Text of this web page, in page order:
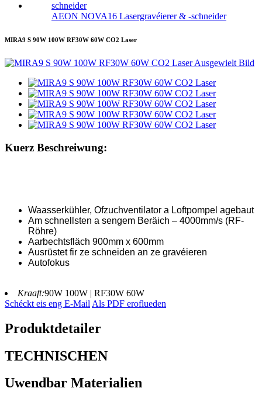
AEON NOVA16 Lasergravéierer & -schneider
MIRA9 S 90W 100W RF30W 60W CO2 Laser
Kuerz Beschreiwung:
Waasserkühler, Ofzuchventilator a Loftpompel agebaut
Am schnellsten a sengem Beräich – 4000mm/s (RF-
Röhre)
Aarbechtsfläch 900mm x 600mm
Ausrüstet fir ze schneiden an ze gravéieren
Autofokus
Kraaft:90W 100W | RF30W 60W
Schéckt eis eng E-Mail Als PDF eroflueden
Produktdetailer
TECHNISCHEN
Uwendbar Materialien